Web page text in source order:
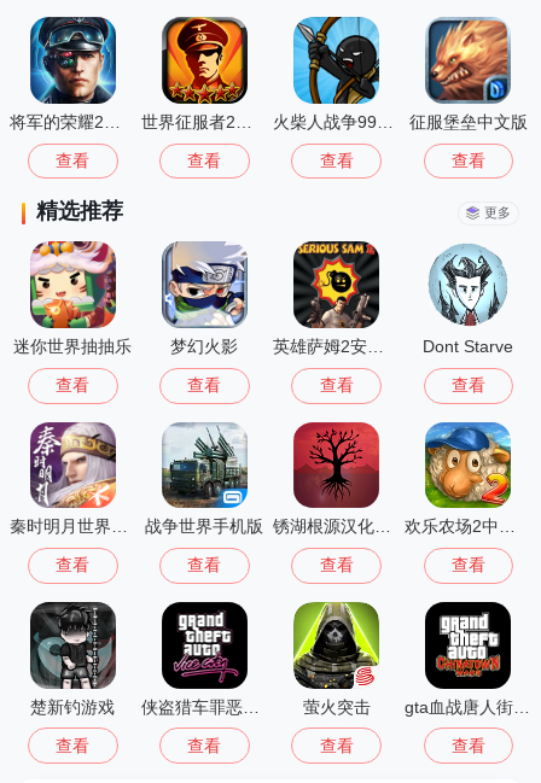
查看 查看 查看
征服堡垒中文版
查看
精选推荐 更多
迷你世界抽抽乐
查看
梦幻火影
查看 查看
Dont Starve
查看
秦时明月世界测试服
查看
战争世界手机版
查看
锈湖根源汉化版 3.1.5
查看
欢乐农场2中文版
查看
楚新钓游戏
查看 查看
萤火突击
查看 查看